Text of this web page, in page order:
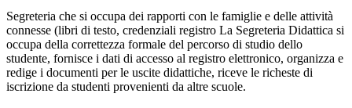
Segreteria che si occupa dei rapporti con le famiglie e delle attività
connesse (libri di testo, credenziali registro La Segreteria Didattica si
occupa della correttezza formale del percorso di studio dello
studente, fornisce i dati di accesso al registro elettronico, organizza e
redige i documenti per le uscite didattiche, riceve le richeste di
iscrizione da studenti provenienti da altre scuole.